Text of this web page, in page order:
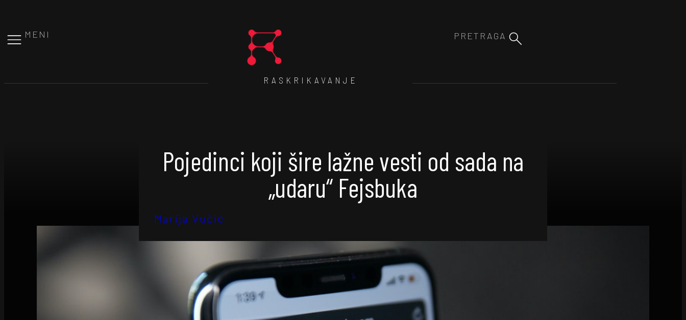
MENI
RASKRIKAVANJE
Pojedinci koji šire lažne vesti od sada na
„udaru“ Fejsbuka
Marija Vučić